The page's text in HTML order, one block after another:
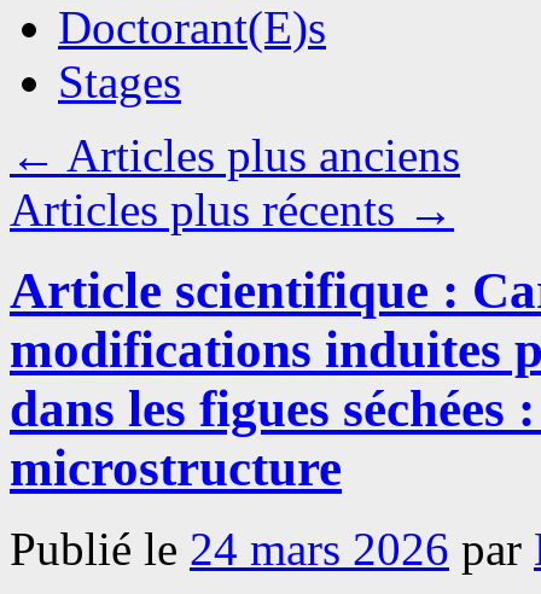
Doctorant(E)s
Stages
← Articles plus anciens
Articles plus récents →
Article scientifique :
modifications induites
dans les figues séchées
microstructure
Publié le 24 mars 2026 par